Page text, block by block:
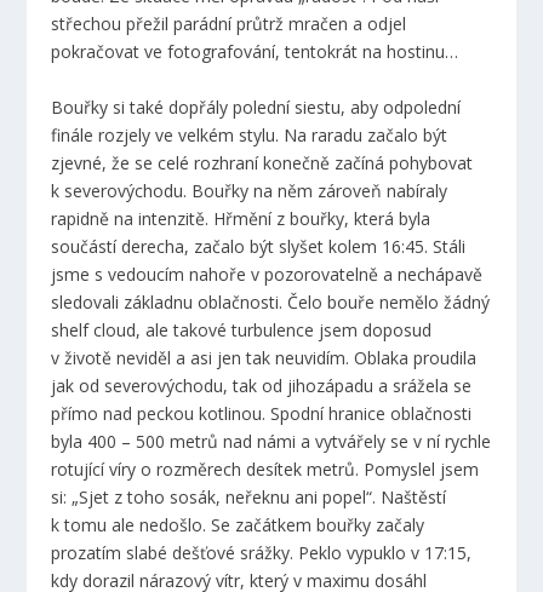
střechou přežil parádní průtrž mračen a odjel
pokračovat ve fotografování, tentokrát na hostinu…
Bouřky si také dopřály polední siestu, aby odpolední
finále rozjely ve velkém stylu. Na raradu začalo být
zjevné, že se celé rozhraní konečně začíná pohybovat
k severovýchodu. Bouřky na něm zároveň nabíraly
rapidně na intenzitě. Hřmění z bouřky, která byla
součástí derecha, začalo být slyšet kolem 16:45. Stáli
jsme s vedoucím nahoře v pozorovatelně a nechápavě
sledovali základnu oblačnosti. Čelo bouře nemělo žádný
shelf cloud, ale takové turbulence jsem doposud
v životě neviděl a asi jen tak neuvidím. Oblaka proudila
jak od severovýchodu, tak od jihozápadu a srážela se
přímo nad peckou kotlinou. Spodní hranice oblačnosti
byla 400 – 500 metrů nad námi a vytvářely se v ní rychle
rotující víry o rozměrech desítek metrů. Pomyslel jsem
si: „Sjet z toho sosák, neřeknu ani popel“. Naštěstí
k tomu ale nedošlo. Se začátkem bouřky začaly
prozatím slabé dešťové srážky. Peklo vypuklo v 17:15,
kdy dorazil nárazový vítr, který v maximu dosáhl